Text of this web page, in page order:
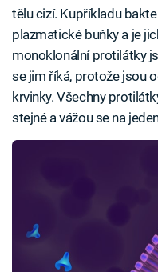
tělu cizí. Kupříkladu
plazmatické buňky a je
monoklonální protilátky
se jim říká, protože jsou
krvinky. Všechny
stejné a vážou se na